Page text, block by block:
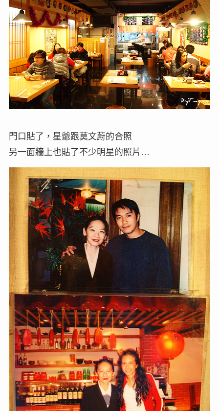
門口貼了，星爺跟莫文蔚的合照
另一面牆上也貼了不少明星的照片…